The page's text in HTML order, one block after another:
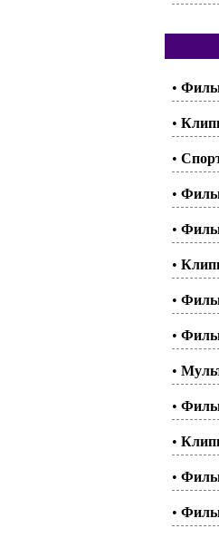
•
•
•
•
•
•
•
•
•
•
•
•
•